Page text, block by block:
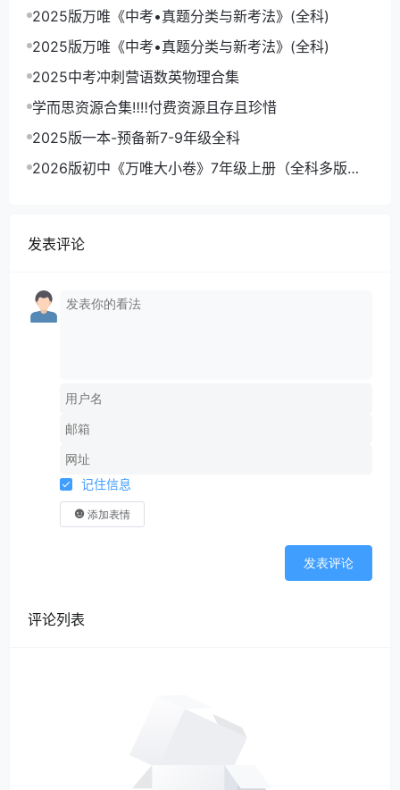
2025版万唯《中考•真题分类与新考法》(全科)
2025版万唯《中考•真题分类与新考法》(全科)
2025中考冲刺营语数英物理合集
学而思资源合集‼‼付费资源且存且珍惜
2025版一本-预备新7-9年级全科
2026版初中《万唯大小卷》7年级上册（全科多版
发表评论
记住信息
添加表情
发表评论
评论列表